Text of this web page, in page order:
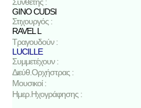
GINO CUDSI
Στιχουργός :
RAVEL L
Τραγουδούν :
LUCILLE
Συμμετέχουν :
Διεύθ.Ορχήστρας :
Μουσικοί :
Ημερ.Ηχογράφησης :